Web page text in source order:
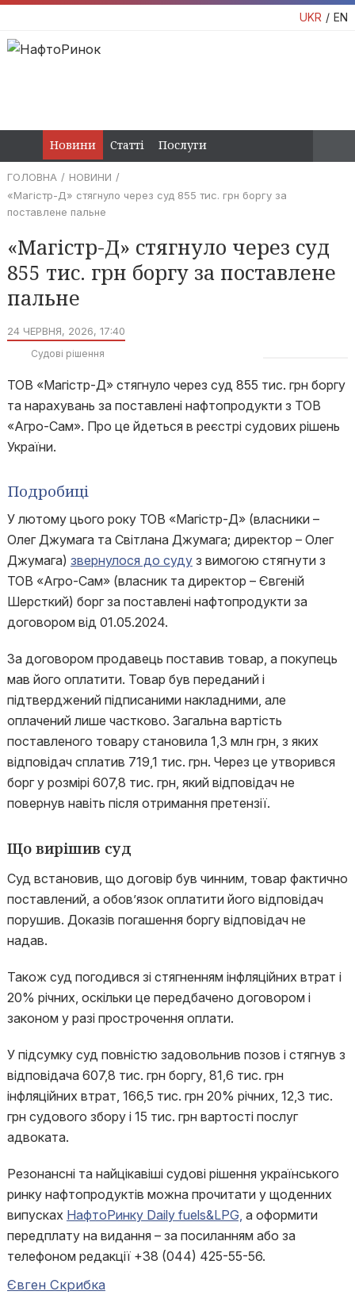
UKR EN
Новини Статті Послуги
ГОЛОВНА
НОВИНИ
«Магістр-Д» стягнуло через суд 855 тис. грн боргу за
поставлене пальне
«Магістр-Д» стягнуло через суд
855 тис. грн боргу за поставлене
пальне
24 ЧЕРВНЯ, 2026, 17:40
Судові рішення
ТОВ «Магістр-Д» стягнуло через суд 855 тис. грн боргу
та нарахувань за поставлені нафтопродукти з ТОВ
«Агро-Сам». Про це йдеться в реєстрі судових рішень
України.
Подробиці
У лютому цього року ТОВ «Магістр-­Д» (власники –
Олег Джумага та Світлана Джумага; директор – Олег
Джумага) звернулося до судуз вимогою стягнути з
ТОВ «Агро-Сам» (власник та директор – Євгеній
Шерсткий) борг за поставлені нафтопродукти за
договором від 01.05.2024.
За договором продавець поставив товар, а покупець
мав його оплатити. Товар був переданий і
підтверджений підписаними накладними, але
оплачений лише частково. Загальна вартість
поставленого товару становила 1,3 млн грн, з яких
відповідач сплатив 719,1 тис. грн. Через це утворився
борг у розмірі 607,8 тис. грн, який відповідач не
повернув навіть після отримання претензії.
Що вирішив суд
Суд встановив, що договір був чинним, товар фактично
поставлений, а обов’язок оплатити його відповідач
порушив. Доказів погашення боргу відповідач не
надав.
Також суд погодився зі стягненням інфляційних втрат і
20% річних, оскільки це передбачено договором і
законом у разі прострочення оплати.
У підсумку суд повністю задовольнив позов і стягнув з
відповідача 607,8 тис. грн боргу, 81,6 тис. грн
інфляційних втрат, 166,5 тис. грн 20% річних, 12,3 тис.
грн судового збору і 15 тис. грн вартості послуг
адвоката.
Резонансні та найцікавіші судові рішення українського
ринку нафтопродуктів можна прочитати у щоденних
випусках НафтоРинку Daily fuels&LPG, а оформити
передплату на видання – за посиланням або за
телефоном редакції +38 (044) 425-55-56.
Євген Скрибка